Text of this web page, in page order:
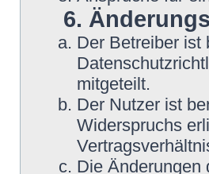
6.
Der Betreiber ist
mitgeteilt.
Der Nutzer ist
Widerspruchs
Die Änderungen